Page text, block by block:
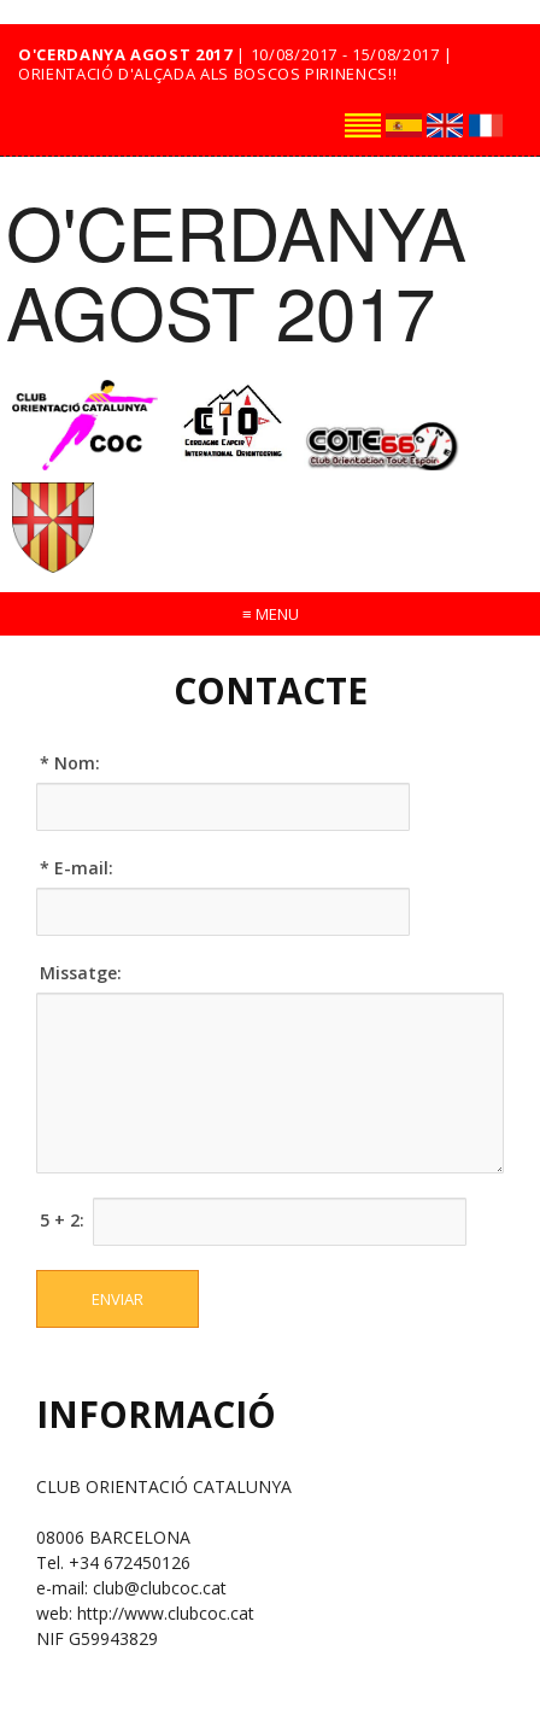
O'CERDANYA AGOST 2017| 10/08/2017 - 15/08/2017 |
ORIENTACIÓ D'ALÇADA ALS BOSCOS PIRINENCS!!
O'CERDANYA
AGOST 2017
≡ MENU
CONTACTE
* Nom:
* E-mail:
Missatge:
5 + 2:
INFORMACIÓ
CLUB ORIENTACIÓ CATALUNYA
08006 BARCELONA
Tel. +34 672450126
e-mail: club@clubcoc.cat
web: http://www.clubcoc.cat
NIF G59943829